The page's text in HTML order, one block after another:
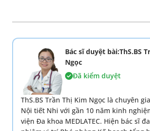
Bác sĩ duyệt bài:ThS.BS
Ngọc
Đã kiểm duyệt
ThS.BS Trần Thị Kim Ngọc là chuyên
Nội tiết Nhi với gần 10 năm kinh
viện Đa khoa MEDLATEC. Hiện bác sĩ